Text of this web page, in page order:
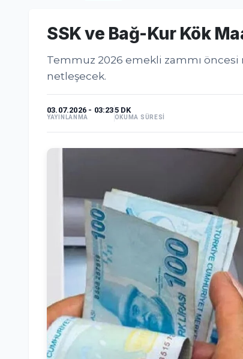
SSK ve Bağ-Kur Kök
Temmuz 2026 emekli zammı öncesi
netleşecek.
03.07.2026 - 03:23
YAYINLANMA
5 DK
OKUMA SÜRESİ